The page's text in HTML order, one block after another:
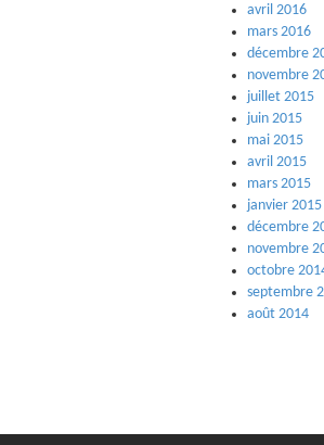
avril 2016
mars 2016
décembre
novembre
juillet 2015
juin 2015
mai 2015
avril 2015
mars 2015
janvier 2015
décembre
novembre
octobre
septembre
août 2014